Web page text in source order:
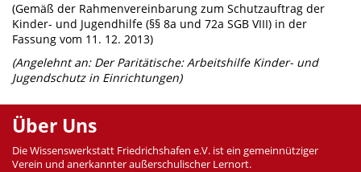
(Gemäß der Rahmenvereinbarung zum Schutzauftrag der
Kinder- und Jugendhilfe (§§ 8a und 72a SGB VIII) in der
Fassung vom 11. 12. 2013)
(Angelehnt an: Der Paritätische: Arbeitshilfe Kinder- und
Jugendschutz in Einrichtungen)
Über Uns
Die Wissenswerkstatt Friedrichshafen e.V. ist ein gemeinnütziger
Verein und anerkannter außerschulischer Lernort.